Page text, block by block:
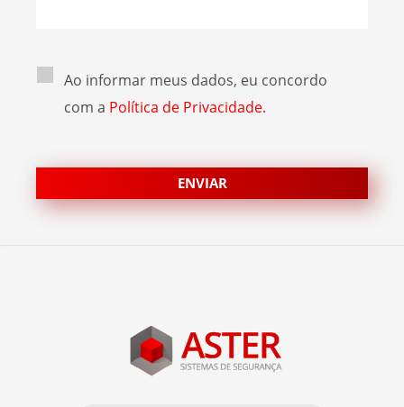
Ao informar meus dados, eu concordo
com a Política de Privacidade.